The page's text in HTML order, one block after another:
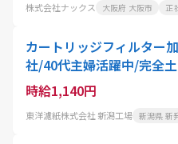
株式会社ナックス 大阪府 大阪市 正
カートリッジフィルター
社/40代主婦活躍中/完全
時給1,140円
東洋濾紙株式会社 新潟工場 新潟県 新